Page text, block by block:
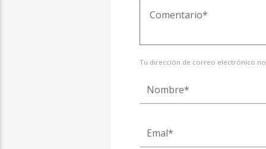
Tu dirección de correo electrónico no